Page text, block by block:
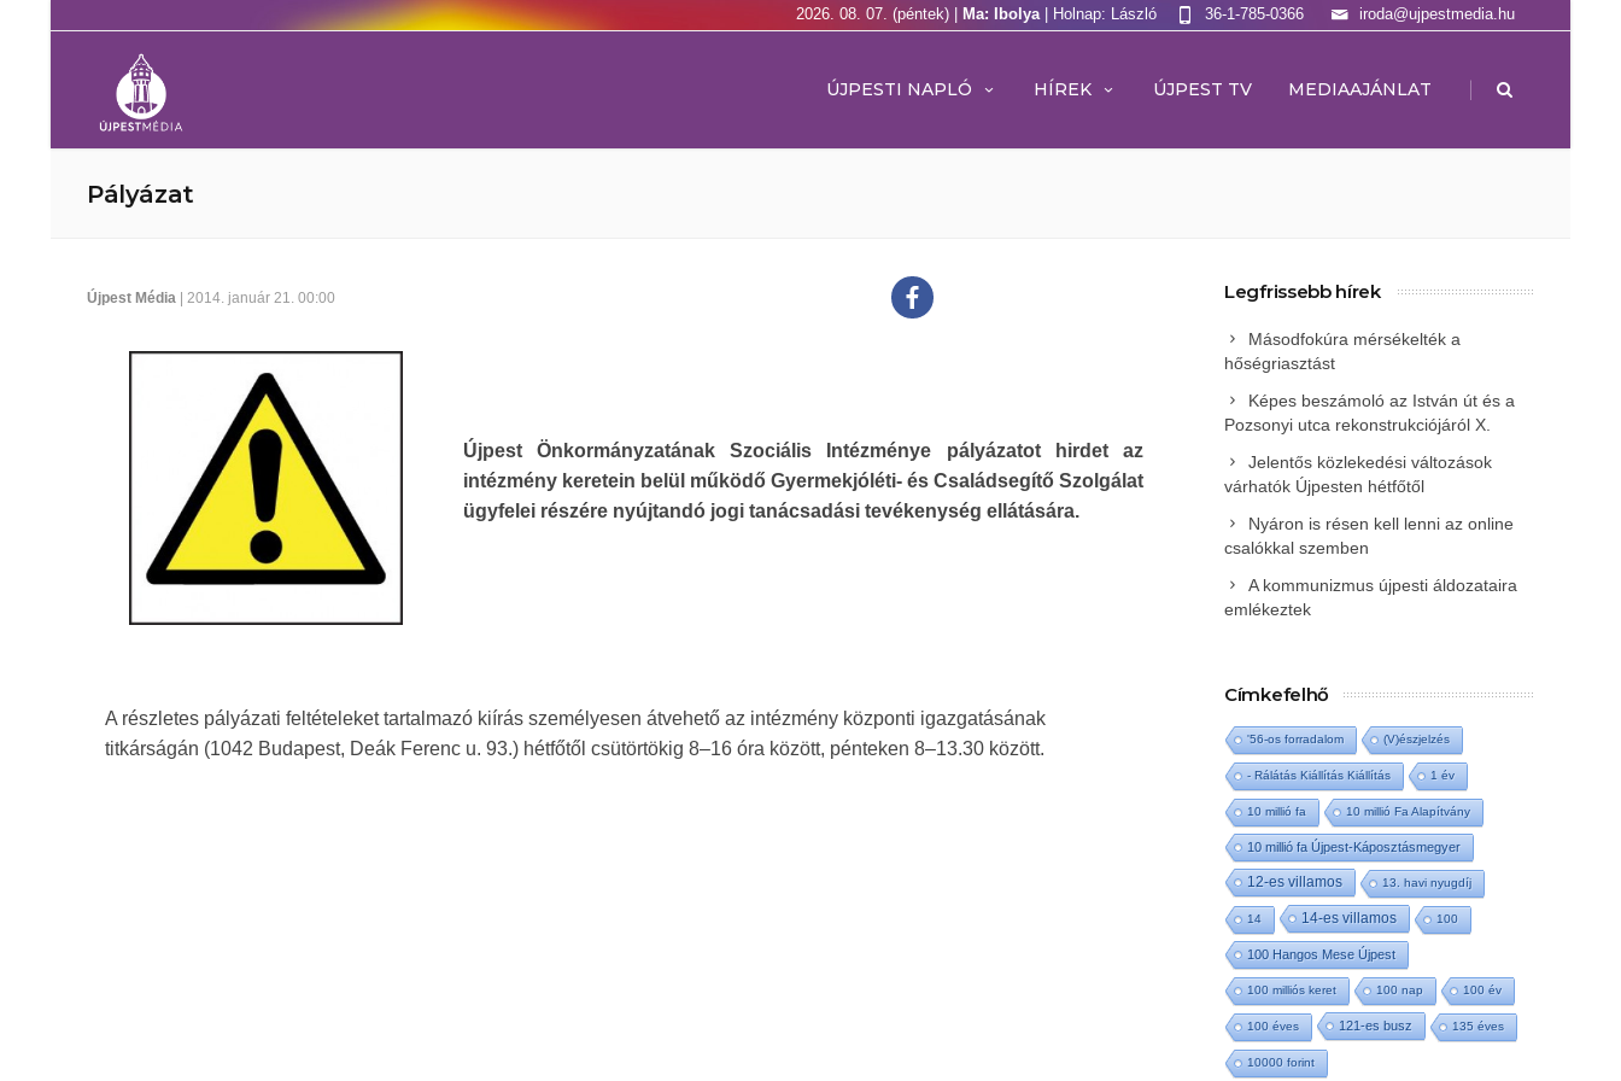
2026. 08. 07. (péntek) | Ma: Ibolya | Holnap: László iroda@ujpestmedia.hu
36-1-785-0366
ÚJPESTI NAPLÓ HÍREK ÚJPEST TV MEDIAAJÁNLAT |
Pályázat
Újpest Média | 2014. január 21. 00:00
Újpest Önkormányzatának Szociális Intézménye pályázatot hirdet az
intézmény keretein belül működő Gyermekjóléti- és Családsegítő Szolgálat
ügyfelei részére nyújtandó jogi tanácsadási tevékenység ellátására.
A részletes pályázati feltételeket tartalmazó kiírás személyesen átvehető az intézmény központi igazgatásának
titkárságán (1042 Budapest, Deák Ferenc u. 93.) hétfőtől csütörtökig 8–16 óra között, pénteken 8–13.30 között.
Legfrissebb hírek
Másodfokúra mérsékelték a
hőségriasztást
Képes beszámoló az István út és a
Pozsonyi utca rekonstrukciójáról X.
Jelentős közlekedési változások
várhatók Újpesten hétfőtől
Nyáron is résen kell lenni az online
csalókkal szemben
A kommunizmus újpesti áldozataira
emlékeztek
Címkefelhő
'56-os forradalom (V)észjelzés
- Rálátás Kiállítás Kiállítás 1 év
10 millió fa 10 millió Fa Alapítvány
10 millió fa Újpest-Káposztásmegyer
12-es villamos 13. havi nyugdíj
14 14-es villamos 100
100 Hangos Mese Újpest
100 milliós keret 100 nap 100 év
100 éves 121-es busz 135 éves
10000 forint